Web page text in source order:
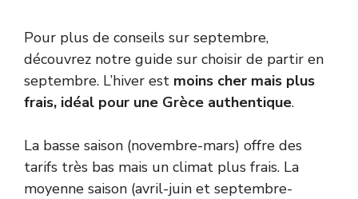
Pour plus de conseils sur septembre,
découvrez notre guide sur choisir de partir en
septembre. L’hiver est moins cher mais plus
frais, idéal pour une Grèce authentique.
La basse saison (novembre-mars) offre des
tarifs très bas mais un climat plus frais. La
moyenne saison (avril-juin et septembre-